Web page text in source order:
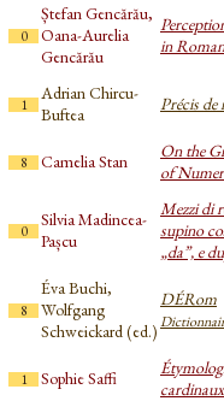
0
Ștefan Gencărău,
Oana-Aurelia
Gencărău
in
1
Adrian Chircu-
Buftea
Précis
8 Camelia Stan
On the
of
0
Silvia Madincea-
Pașcu
Mezzi di
supino
„da”, e
8
Éva Buchi,
Wolfgang
Schweickard (ed.)
DÉRom
1 Sophie Saffi